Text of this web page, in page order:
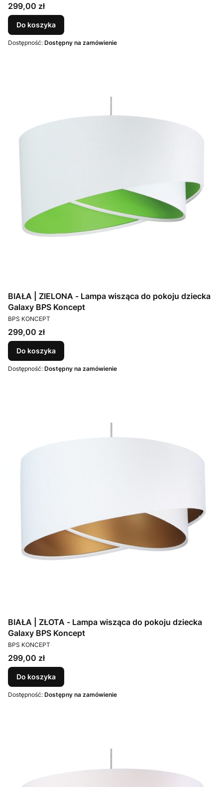
Cena
299,00 zł
Do koszyka
Dostępność: Dostępny na zamówienie
BIAŁA | ZIELONA - Lampa wisząca do pokoju dziecka
Galaxy BPS Koncept
PRODUCENT
BPS KONCEPT
Cena
299,00 zł
Do koszyka
Dostępność: Dostępny na zamówienie
BIAŁA | ZŁOTA - Lampa wisząca do pokoju dziecka
Galaxy BPS Koncept
PRODUCENT
BPS KONCEPT
Cena
299,00 zł
Do koszyka
Dostępność: Dostępny na zamówienie